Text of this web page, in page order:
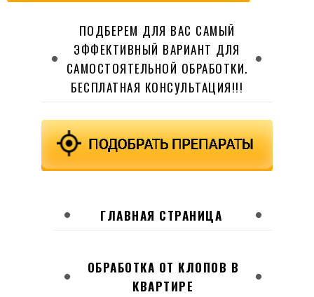
ПОДБЕРЕМ ДЛЯ ВАС САМЫЙ
ЭФФЕКТИВНЫЙ ВАРИАНТ ДЛЯ
САМОСТОЯТЕЛЬНОЙ ОБРАБОТКИ.
БЕСПЛАТНАЯ КОНСУЛЬТАЦИЯ!!!
ГЛАВНАЯ СТРАНИЦА
ОБРАБОТКА ОТ КЛОПОВ В
КВАРТИРЕ